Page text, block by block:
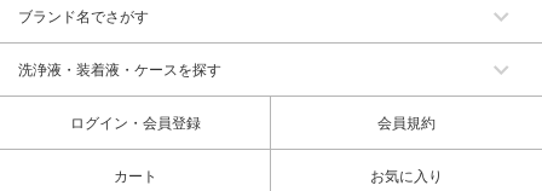
ブランド名でさがす
洗浄液・装着液・ケースを探す
ログイン・会員登録 会員規約
カート お気に入り